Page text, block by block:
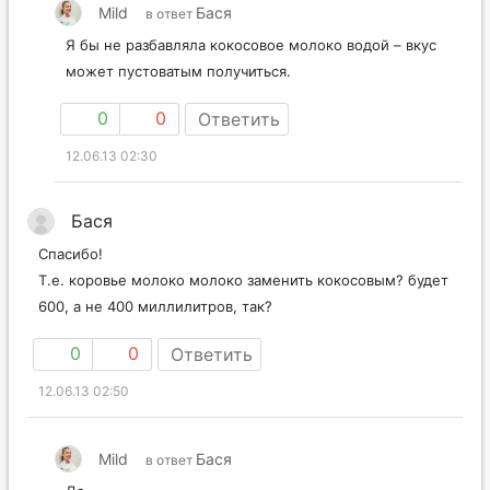
Mild в ответ Бася
Я бы не разбавляла кокосовое молоко водой – вкус
может пустоватым получиться.
0 0 Ответить
12.06.13 02:30
Бася
Спасибо!
Т.е. коровье молоко молоко заменить кокосовым? будет
600, а не 400 миллилитров, так?
0 0 Ответить
12.06.13 02:50
Mild в ответ Бася